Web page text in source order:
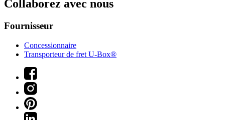
Collaborez avec nous
Fournisseur
Concessionnaire
Transporteur de fret U-Box®